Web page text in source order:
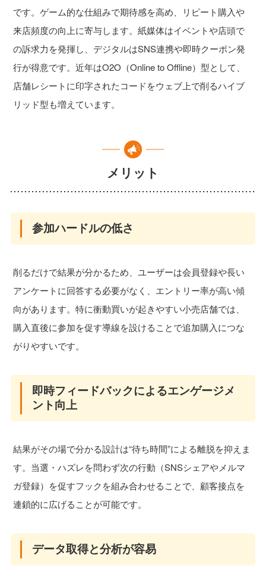
です。ゲーム的な仕組みで期待感を高め、リピート購入や
来店頻度の向上に寄与します。紙媒体はイベントや店頭で
の訴求力を発揮し、デジタルはSNS連携や即時クーポン発
行が得意です。近年はO2O（Online to Offline）型として、
店舗レシートに印字されたコードをウェブ上で削るハイブ
リッド型も増えています。
メリット
参加ハードルの低さ
削るだけで結果が分かるため、ユーザーは会員登録や長い
アンケートに回答する必要がなく、エントリー率が高い傾
向があります。特に衝動買いが起きやすい小売店舗では、
購入直後に参加を促す導線を設けることで追加購入につな
がりやすいです。
即時フィードバックによるエンゲージメ
ント向上
結果がその場で分かる設計は“待ち時間”による離脱を抑えま
す。当選・ハズレを問わず次の行動（SNSシェアやメルマ
ガ登録）を促すフックを組み合わせることで、顧客接点を
連鎖的に広げることが可能です。
データ取得と分析が容易